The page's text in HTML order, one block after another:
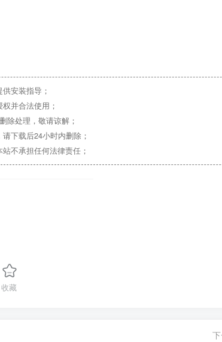
安装指导；
并合法使用；
除处理，敬请谅解；
下载后24小时内删除；
不承担任何法律责任；
收藏